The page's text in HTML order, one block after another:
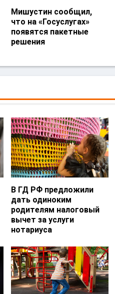
Мишустин сообщил,
что на «Госуслугах»
появятся пакетные
решения
В ГД РФ предложили
дать одиноким
родителям налоговый
вычет за услуги
нотариуса